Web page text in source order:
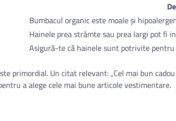
Bumbacul organic este moale și
Hainele prea strâmte sau prea largi pot fi
Asigură-te că hainele sunt potrivite pentru
primordial. Un citat relevant: „Cel mai bun
a alege cele mai bune articole vestimentare.